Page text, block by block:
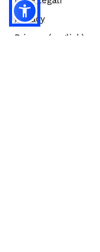
Privacy
Privacy (english)